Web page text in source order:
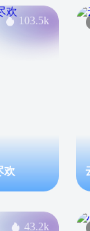
103.5k
欢
43.2k